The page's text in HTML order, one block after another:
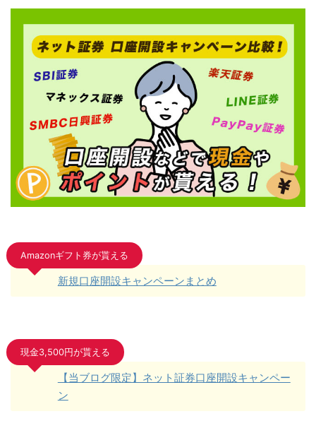
Amazonギフト券が貰える
新規口座開設キャンペーンまとめ
現金3,500円が貰える
【当ブログ限定】ネット証券口座開設キャンペー
ン